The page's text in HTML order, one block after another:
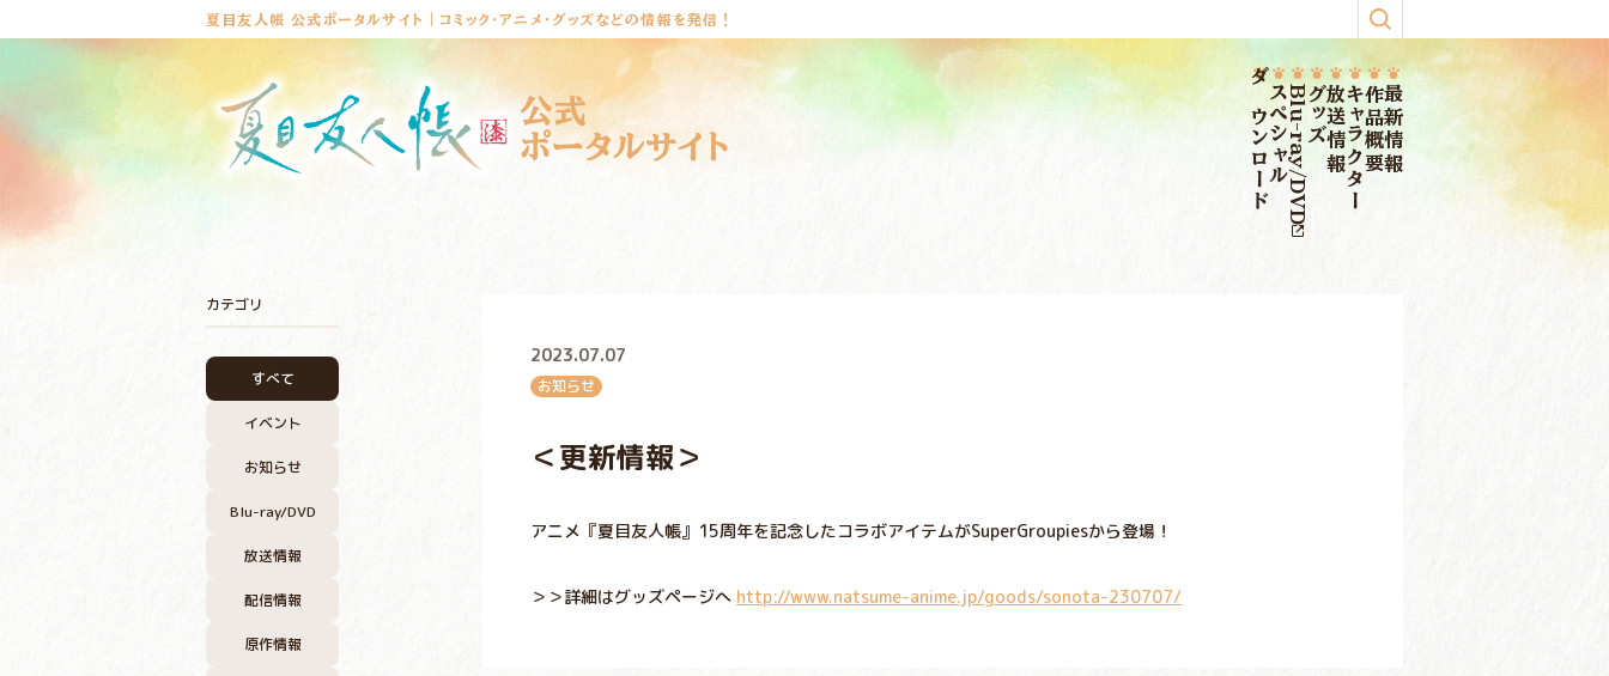
夏目友人帳 公式ポータルサイト｜コミック・アニメ・グッズなどの情報を発信！
公式
ポータルサイト
ダウンロードスペシャルBlu-ray/DVDグッズ放送情報キャラクター作品概要最新情報
カテゴリ
すべて
イベント
お知らせ
Blu-ray/DVD
放送情報
配信情報
原作情報
2023.07.07
お知らせ
＜更新情報＞
アニメ『夏目友人帳』15周年を記念したコラボアイテムがSuperGroupiesから登場！
＞＞詳細はグッズページへ http://www.natsume-anime.jp/goods/sonota-230707/